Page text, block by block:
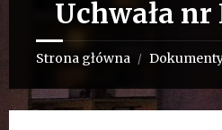
Uchwała
Strona główna /